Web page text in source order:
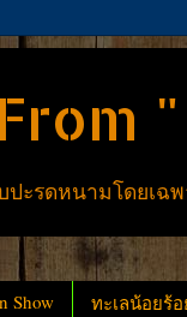
"
รดหนามโดยเฉพ
Show ทะเลน้อยร้